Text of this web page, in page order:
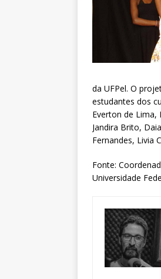
da UFPel. O
estudantes dos
Everton de Lima,
Jandira Brito,
Fernandes, Livia
Fonte:
Universidade